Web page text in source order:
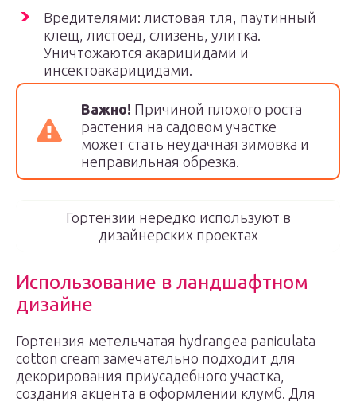
Вредителями: листовая тля, паутинный
клещ, листоед, слизень, улитка.
Уничтожаются акарицидами и
инсектоакарицидами.
Важно! Причиной плохого роста
растения на садовом участке
может стать неудачная зимовка и
неправильная обрезка.
Гортензии нередко используют в
дизайнерских проектах
Использование в ландшафтном
дизайне
Гортензия метельчатая hydrangea paniculata
cotton cream замечательно подходит для
декорирования приусадебного участка,
создания акцента в оформлении клумб. Для